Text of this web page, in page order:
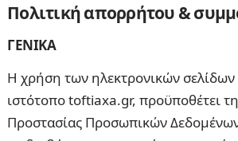
Πολιτική απορρήτου &
ΓΕΝΙΚΑ
Η χρήση των ηλεκτρονικών
ιστότοπο toftiaxa.gr, προϋποθέτει
Προστασίας Προσωπικών